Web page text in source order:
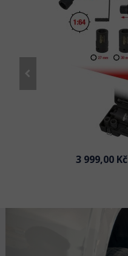
3 999,00 Kč